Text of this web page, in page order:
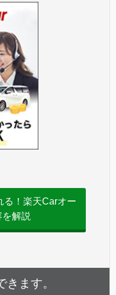
る！楽天Carオー
解説
きます。